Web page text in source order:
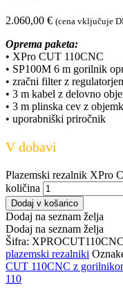
2.060,00 € (cena vključuje
Oprema paketa:
• XPro CUT 110CNC
• SP100M 6 m gorilnik
• zračni filter z
• 3 m kabel z delovno
• 3 m plinska cev z
• uporabniški priročnik
V dobavi
Plazemski rezalnik XPro
količina
Dodaj v košarico
Dodaj na seznam želja
Dodaj na seznam želja
Šifra:
plazemski rezalniki
CUT 110CNC z
110